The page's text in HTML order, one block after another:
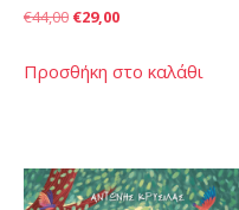
€44,00 Original
was:
€29,00Η
τιμή
Προσθήκη στο καλάθι